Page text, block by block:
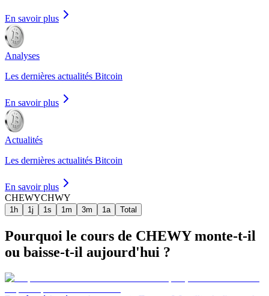
En savoir plus
Analyses
Les dernières actualités Bitcoin
En savoir plus
Actualités
Les dernières actualités Bitcoin
En savoir plus
CHEWYCHWY
1h 1j 1s 1m 3m 1a Total
Pourquoi le cours de CHEWY monte-t-il
ou baisse-t-il aujourd'hui ?